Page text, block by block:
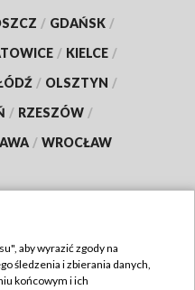
/ GDAŃSK /
/ KIELCE /
/ OLSZTYN /
/ RZESZÓW /
/ WROCŁAW
aby wyrazić zgody na
śledzenia i zbierania danych,
końcowym i ich